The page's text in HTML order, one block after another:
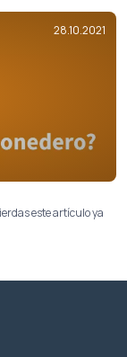
28.10.2021
este artículo ya